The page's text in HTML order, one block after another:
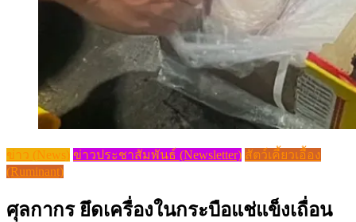
ข่าว (News) ข่าวประชาสัมพันธ์ (Newsletter) สัตว์เคี้ยวเอื้อง
(Ruminant)
ศุลกากร ยึดเครื่องในกระบือแช่แข็งเถื่อน